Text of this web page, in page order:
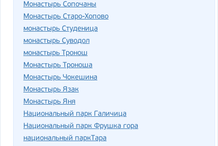
Монастырь Сопочаны
Монастырь Старо-Хопово
монастырь Студеница
монастырь Суводол
монастырь Тронош
Монастырь Троноша
Монастырь Чокешина
Монастырь Язак
Монастырь Яня
Национальный парк Галичица
Национальный парк Фрушка гора
национальный паркТара